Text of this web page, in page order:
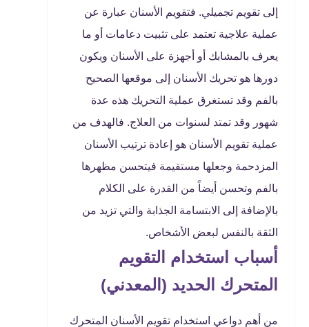
إلى تقويم تجميلي. فتقويم الأسنان عبارة عن
عملية علاجية تعتمد على تثبيت دعامات أو ما
يعرف بالمشابك أو أجهزة على الأسنان ويكون
دورها هو تحريك الأسنان إلى موقعها الصحيح
بالفم وقد تستغرق عملية التحريك هذه عدة
شهور وقد تمتد لسنوات من العلاج. فالهدف من
عملية تقويم الأسنان هو إعادة ترتيب الأسنان
المزدحمة وجعلها مستقيمة فيتحسن مظهرها
بالفم وتحسن أيضاً من القدرة على الكلام
بالإضافة إلى الابتسامة الجذابة والتي تزيد من
الثقة بالنفس لبعض الأشخاص.
أسباب استخدام التقويم
المتحرك الحديد (المعدني)
من أهم دواعي استخدام تقويم الأسنان المتحرك